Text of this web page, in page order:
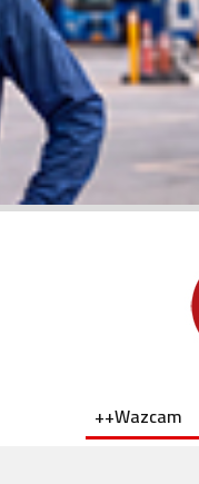
Wazcam++